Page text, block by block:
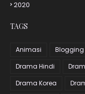
2020
TAGS
Animasi Blogging
Drama Hindi
Drama Korea